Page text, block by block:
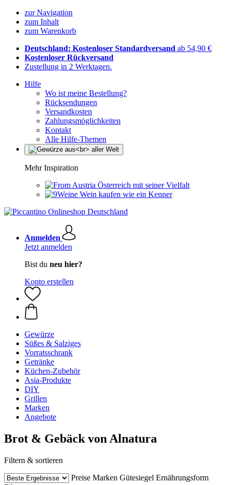
zur Navigation
zum Inhalt
zum Warenkorb
Deutschland: Kostenloser Standardversand ab 54,90 €
Kostenloser Rückversand
Zustellung in 2 Werktagen.
Hilfe
Wo ist meine Bestellung?
Rücksendungen
Versandkosten
Zahlungsmöglichkeiten
Kontakt
Alle Hilfe-Themen
Mehr Inspiration
Österreich mit seiner Vielfalt
Wein kaufen wie ein Kenner
Anmelden
Jetzt anmelden
Bist du neu hier?
Konto erstellen
Gewürze
Süßes & Salziges
Vorratsschrank
Getränke
Küchen-Zubehör
Asia-Produkte
DIY
Grillen
Marken
Angebote
Brot & Gebäck von Alnatura
Filtern & sortieren
Preise Marken Gütesiegel Ernährungsform